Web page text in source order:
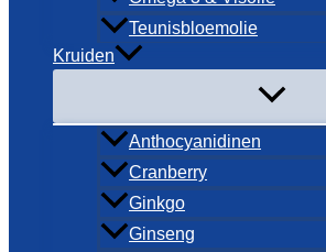
Teunisbloemolie
Kruiden
Anthocyanidinen
Cranberry
Ginkgo
Ginseng